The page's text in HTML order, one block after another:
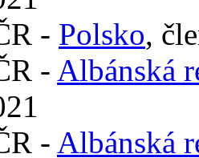
- Polsko,
- Albánská
- Albánská